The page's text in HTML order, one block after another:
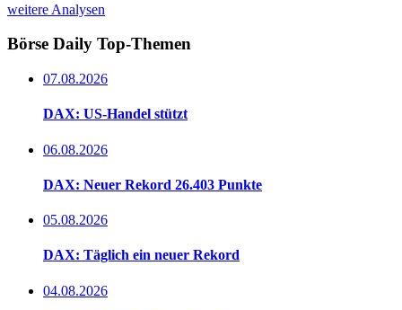
weitere Analysen
Börse Daily Top-Themen
07.08.2026
DAX: US-Handel stützt
06.08.2026
DAX: Neuer Rekord 26.403 Punkte
05.08.2026
DAX: Täglich ein neuer Rekord
04.08.2026